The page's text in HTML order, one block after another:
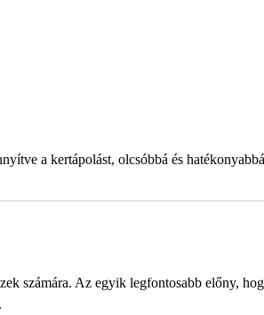
a kertápolást, olcsóbbá és
számára. Az egyik legfontosabb előny,